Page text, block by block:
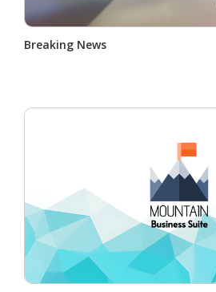
Breaking News